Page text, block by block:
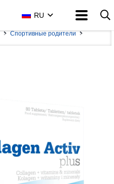
RU
Спортивные родители